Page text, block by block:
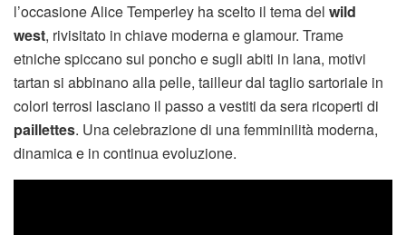
l’occasione Alice Temperley ha scelto il tema del wild
west, rivisitato in chiave moderna e glamour. Trame
etniche spiccano sui poncho e sugli abiti in lana, motivi
tartan si abbinano alla pelle, tailleur dal taglio sartoriale in
colori terrosi lasciano il passo a vestiti da sera ricoperti di
paillettes. Una celebrazione di una femminilità moderna,
dinamica e in continua evoluzione.